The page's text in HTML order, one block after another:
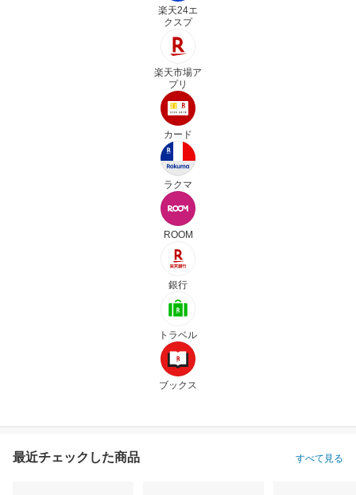
楽天24エ
クスプ
楽天市場ア
プリ
カード
ラクマ
ROOM
銀行
トラベル
ブックス
最近チェックした商品 すべて見る